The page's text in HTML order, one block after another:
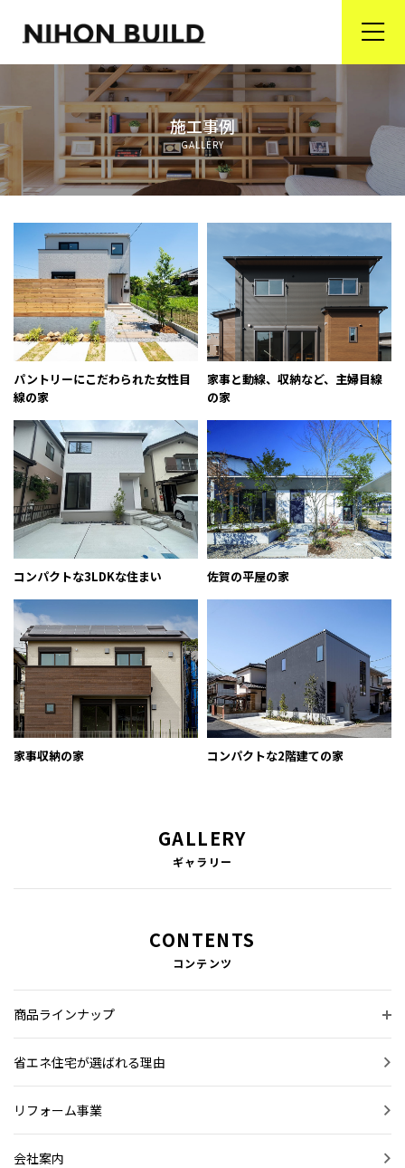
商品ラインナップ
省エネ住宅が選ばれる理由
リフォーム事業
会社案内
オンライン住宅相談＆ブランド家具の通販
プライバシーポリシー
お問い合わせ
施工事例
お知らせ
イベント情報
スタッフブログ
施工事例
GALLERY
パントリーにこだわられた女性目
線の家
家事と動線、収納など、主婦目線
の家
コンパクトな3LDKな住まい 佐賀の平屋の家
家事収納の家 コンパクトな2階建ての家
GALLERY
ギャラリー
CONTENTS
コンテンツ
商品ラインナップ
省エネ住宅が選ばれる理由
リフォーム事業
会社案内